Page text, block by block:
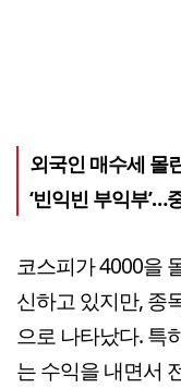
외국인 매수세 몰
‘빈익빈 부익부’…
코스피가 4000을
신하고 있지만, 종
으로 나타났다. 특
는 수익을 내면서